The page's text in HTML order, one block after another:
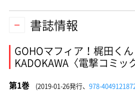
書誌情報
GOHOマフィア！梶田く
KADOKAWA〈電撃コミッ
第1巻 (2019-01-26発行、 978-